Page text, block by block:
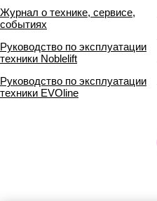
Журнал о технике, сервисе,
событиях
Руководство по эксплуатации
техники Noblelift
Руководство по эксплуатации
техники EVOline